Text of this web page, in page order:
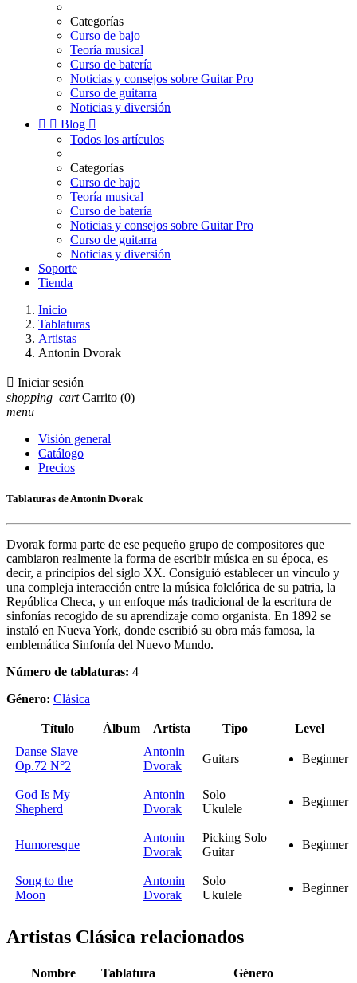
Categorías
Curso de bajo
Teoría musical
Curso de batería
Noticias y consejos sobre Guitar Pro
Curso de guitarra
Noticias y diversión
  Blog 
Todos los artículos
Categorías
Curso de bajo
Teoría musical
Curso de batería
Noticias y consejos sobre Guitar Pro
Curso de guitarra
Noticias y diversión
Soporte
Tienda
Inicio
Tablaturas
Artistas
Antonin Dvorak
 Iniciar sesión
shopping_cart Carrito (0)
menu
Visión general
Catálogo
Precios
Tablaturas de Antonin Dvorak
Dvorak forma parte de ese pequeño grupo de compositores que
cambiaron realmente la forma de escribir música en su época, es
decir, a principios del siglo XX. Consiguió establecer un vínculo y
una compleja interacción entre la música folclórica de su patria, la
República Checa, y un enfoque más tradicional de la escritura de
sinfonías recogido de su aprendizaje como organista. En 1892 se
instaló en Nueva York, donde escribió su obra más famosa, la
emblemática Sinfonía del Nuevo Mundo.
Número de tablaturas: 4
Género: Clásica
Título Álbum Artista Tipo
Level
Danse Slave
Op.72 N°2
Antonin
Dvorak
Guitars Beginner
God Is My
Shepherd
Antonin
Dvorak
Solo
Ukulele
Beginner
Humoresque
Antonin
Dvorak
Picking Solo
Guitar
Beginner
Song to the
Moon
Antonin
Dvorak
Solo
Ukulele
Beginner
Artistas Clásica relacionados
Nombre Tablatura
Género